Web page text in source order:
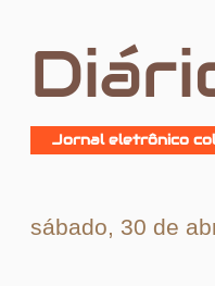
Jornal eletrônico
sábado, 30 de